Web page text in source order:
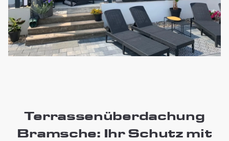
Terrassenüberdachung
Bramsche: Ihr Schutz mit